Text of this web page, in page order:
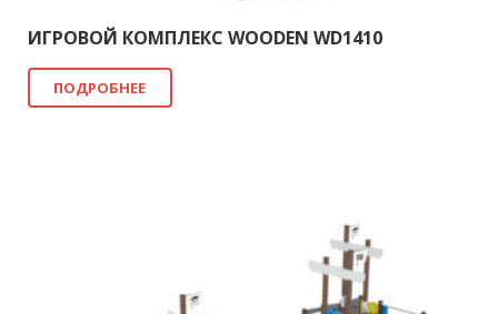
ИГРОВОЙ КОМПЛЕКС WOODEN WD1410
ПОДРОБНЕЕ